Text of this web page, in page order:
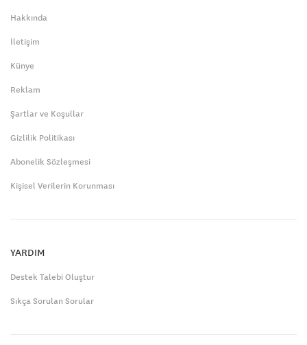
Hakkında
İletişim
Künye
Reklam
Şartlar ve Koşullar
Gizlilik Politikası
Abonelik Sözleşmesi
Kişisel Verilerin Korunması
YARDIM
Destek Talebi Oluştur
Sıkça Sorulan Sorular